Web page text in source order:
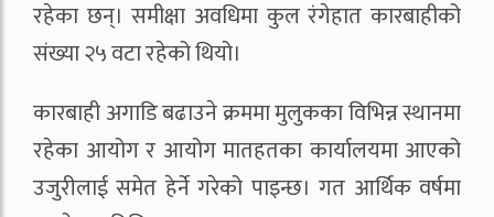
रहेका छन्। समीक्षा अवधिमा कुल रंगेहात कारबाहीको
संख्या २५ वटा रहेको थियो।
कारबाही अगाडि बढाउने क्रममा मुलुकका विभिन्न स्थानमा
रहेका आयोग र आयोग मातहतका कार्यालयमा आएको
उजुरीलाई समेत हेर्ने गरेको पाइन्छ। गत आर्थिक वर्षमा